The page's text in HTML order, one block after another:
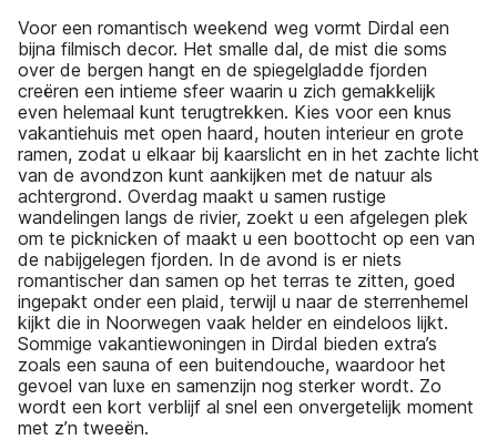
Voor een romantisch weekend weg vormt Dirdal een
bijna filmisch decor. Het smalle dal, de mist die soms
over de bergen hangt en de spiegelgladde fjorden
creëren een intieme sfeer waarin u zich gemakkelijk
even helemaal kunt terugtrekken. Kies voor een knus
vakantiehuis met open haard, houten interieur en grote
ramen, zodat u elkaar bij kaarslicht en in het zachte licht
van de avondzon kunt aankijken met de natuur als
achtergrond. Overdag maakt u samen rustige
wandelingen langs de rivier, zoekt u een afgelegen plek
om te picknicken of maakt u een boottocht op een van
de nabijgelegen fjorden. In de avond is er niets
romantischer dan samen op het terras te zitten, goed
ingepakt onder een plaid, terwijl u naar de sterrenhemel
kijkt die in Noorwegen vaak helder en eindeloos lijkt.
Sommige vakantiewoningen in Dirdal bieden extra’s
zoals een sauna of een buitendouche, waardoor het
gevoel van luxe en samenzijn nog sterker wordt. Zo
wordt een kort verblijf al snel een onvergetelijk moment
met z’n tweeën.